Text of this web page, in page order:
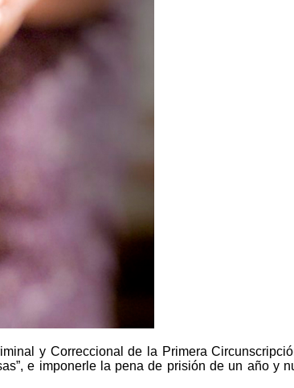
y Correccional de la Primera
e imponerle la pena de prisión de un año y